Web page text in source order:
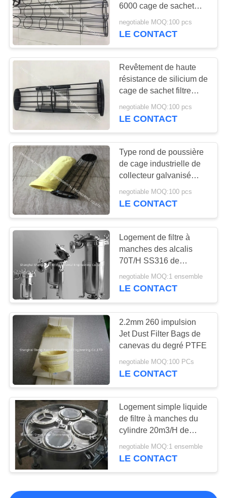
6000 cage de sachet
filtre pour les collecteurs
de poussière secs
negotiable MOQ:100 pcs
LE CONTACT
Revêtement de haute
résistance de silicium de
cage de sachet filtre
pour le four à ciment
dépoussiérant des
negotiable MOQ:100 pcs
LE CONTACT
Type rond de poussière
de cage industrielle de
collecteur galvanisé
pour la cendre filtrée de
conduite de la poussière
negotiable MOQ:100 pcs
LE CONTACT
Logement de filtre à
manches des alcalis
70T/H SS316 de
dissolvants d'OIN
negotiable MOQ:1 ensemble
LE CONTACT
2.2mm 260 impulsion
Jet Dust Filter Bags de
canevas du degré PTFE
negotiable MOQ:100 PCs
LE CONTACT
Logement simple liquide
de filtre à manches du
cylindre 20m3/H de
200MM
negotiable MOQ:1 ensemble
LE CONTACT